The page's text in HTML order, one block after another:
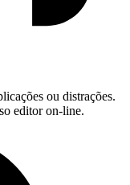
ou distrações.
editor on-line.